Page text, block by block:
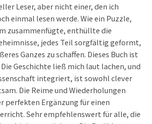
Leser, aber nicht einer, den ich
einmal lesen werde. Wie ein Puzzle,
zusammenfügte, enthüllte die
jedes Teil sorgfältig geformt,
Ganzes zu schaffen. Dieses Buch ist
Geschichte ließ mich laut lachen, und
integriert, ist sowohl clever
Die Reime und Wiederholungen
perfekten Ergänzung für einen
Sehr empfehlenswert für alle, die